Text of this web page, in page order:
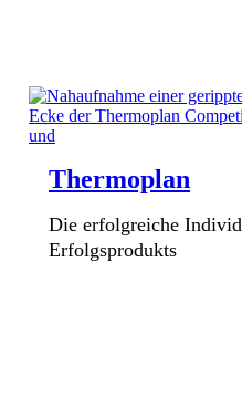
Thermoplan
Die erfolgreiche
Erfolgsprodukts